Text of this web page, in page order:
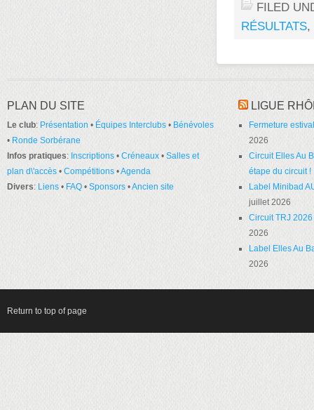
FILED
RÉSULTATS,
PLAN DU SITE
Le club: Présentation • Équipes Interclubs • Bénévoles
• Ronde Sorbérane
Infos pratiques: Inscriptions • Créneaux • Salles et
plan d\'accès • Compétitions •Agenda
Divers: Liens • FAQ • Sponsors •Ancien site
LIGUE
Fermeture
2026
Circuit Elles Au
étape du circuit !
Label Minibad
juillet 2026
Circuit TRJ
2026
Label Elles Au
2026
Return to top of page